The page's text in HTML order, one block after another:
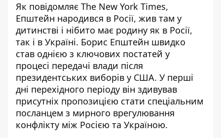
Як повідомляє The New York Times,
Епштейн народився в Росії, жив там у
дитинстві і нібито має родину як в Росії,
так і в Україні. Борис Епштейн швидко
став однією з ключових постатей у
процесі передачі влади після
президентських виборів у США. У перші
дні перехідного періоду він здивував
присутніх пропозицією стати спеціальним
посланцем з мирного врегулювання
конфлікту між Росією та Україною.